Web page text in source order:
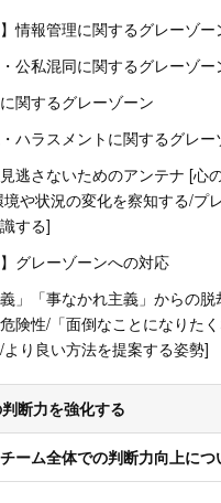
】情報管理に関するグレーゾー
公私混同に関するグレーゾー
関するグレーゾーン
ハラスメントに関するグレー
逃さないためのアンテナ [心
や状況の変化を察知する/プ
する]
】グレーゾーンへの対応
義」「事なかれ主義」からの
険性/「面倒なことになりた
より良い方法を提案する姿勢]
断力を強化する
チーム全体での判断力向上に